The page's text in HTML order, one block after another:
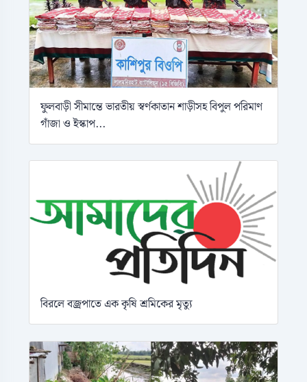
ফুলবাড়ী সীমান্তে ভারতীয় স্বর্ণকাতান শাড়ীসহ বিপুল পরিমাণ
গাঁজা ও ইস্কাপ...
বিরলে বজ্রপাতে এক কৃষি শ্রমিকের মৃত্যু